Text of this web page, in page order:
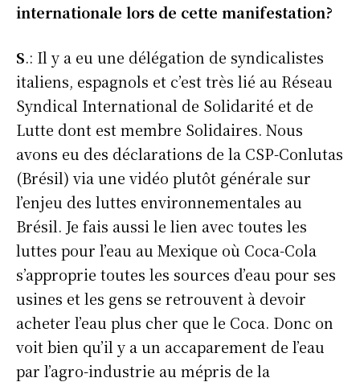
internationale lors de cette manifestation?
S.: Il y a eu une délégation de syndicalistes
italiens, espagnols et c’est très lié au Réseau
Syndical International de Solidarité et de
Lutte dont est membre Solidaires. Nous
avons eu des déclarations de la CSP-Conlutas
(Brésil) via une vidéo plutôt générale sur
l’enjeu des luttes environnementales au
Brésil. Je fais aussi le lien avec toutes les
luttes pour l’eau au Mexique où Coca-Cola
s’approprie toutes les sources d’eau pour ses
usines et les gens se retrouvent à devoir
acheter l’eau plus cher que le Coca. Donc on
voit bien qu’il y a un accaparement de l’eau
par l’agro-industrie au mépris de la